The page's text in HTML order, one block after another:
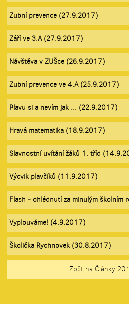
Zubní prevence (27.9.2017)
Září ve 3.A (27.9.2017)
Návštěva v ZUŠce (26.9.2017)
Zubní prevence ve 4.A (25.9.2017)
Plavu si a nevím jak ... (22.9.2017)
Hravá matematika (18.9.2017)
Slavnostní uvítání žáků 1. tříd
Výcvik plavčíků (11.9.2017)
Flash - ohlédnutí za minulým školním
Vyplouváme! (4.9.2017)
Školička Rychnovek (30.8.2017)
Zpět na Články